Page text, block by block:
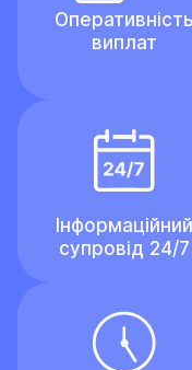
Оперативність
виплат
Інформаційний
супровід 24/7